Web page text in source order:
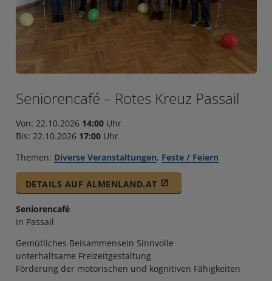
Seniorencafé – Rotes Kreuz Passail
Von: 22.10.2026 14:00Uhr
Bis: 22.10.2026 17:00Uhr
Themen: Diverse Veranstaltungen, Feste / Feiern
DETAILS AUF ALMENLAND.AT
Seniorencafé
in Passail
Gemütliches Beisammensein Sinnvolle
unterhaltsame Freizeitgestaltung
Förderung der motorischen und kognitiven Fähigkeiten